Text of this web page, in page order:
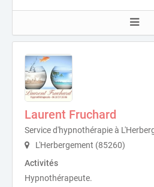
Laurent Fruchard
Service d'hypnothérapie à
L'Herbergement (85260)
Activités
Hypnothérapeute.